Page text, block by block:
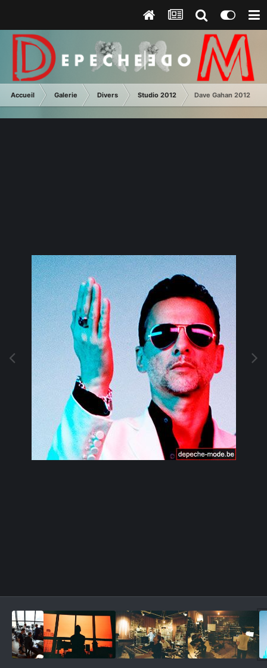
Accueil Galerie Divers Studio 2012 Dave Gahan 2012